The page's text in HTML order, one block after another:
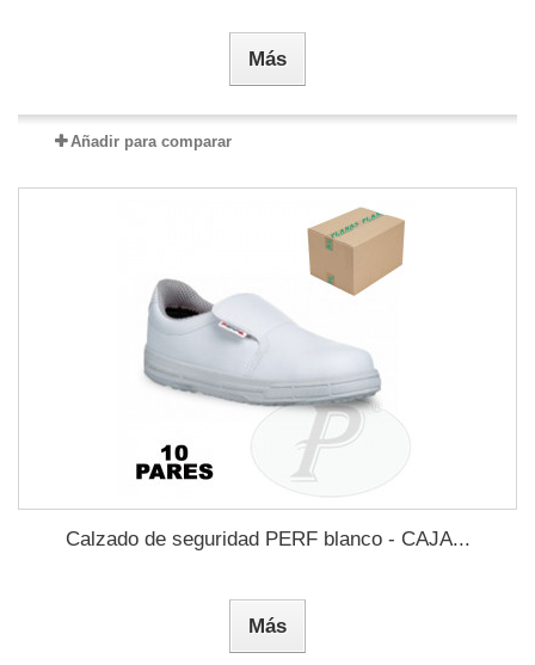
Más
Añadir para comparar
Calzado de seguridad PERF blanco - CAJA...
Más